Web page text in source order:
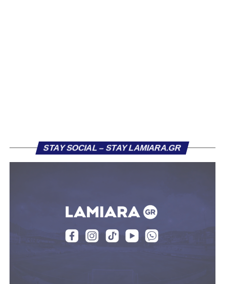
«Ο Α.Ο. Σαρωνικός Αναβύσσου ανακοινώνει την
περσινή σεζόν πραγματοποίησε γεμάτη χρονιά στη Γ’
Στο παρελθόν αγωνίστηκε στην ΑΕΚ Β’, με την οποία
STAY SOCIAL – STAY LAMIARA.GR